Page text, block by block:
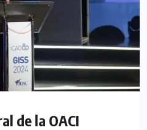
de la OACI